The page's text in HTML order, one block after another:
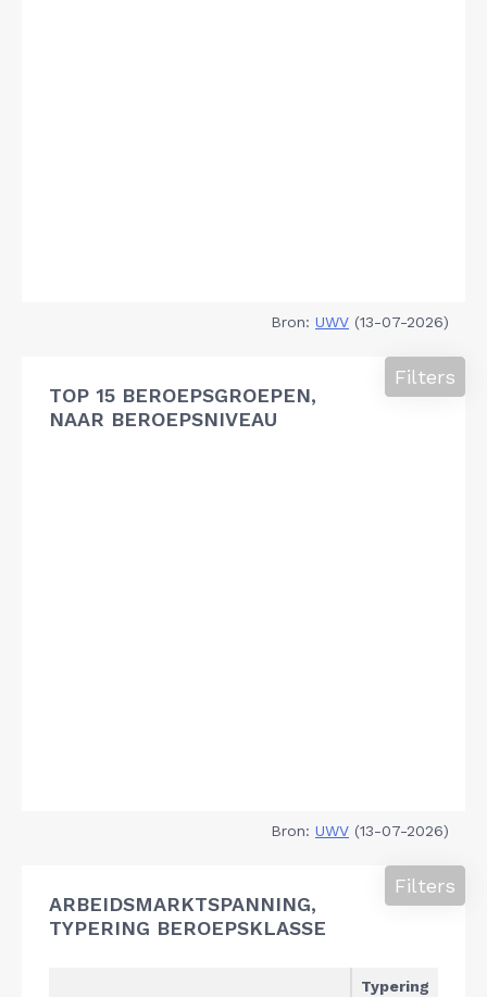
Bron: UWV (13-07-2026)
TOP 15 BEROEPSGROEPEN,
NAAR BEROEPSNIVEAU
Filters
Bron: UWV (13-07-2026)
ARBEIDSMARKTSPANNING,
TYPERING BEROEPSKLASSE
Filters